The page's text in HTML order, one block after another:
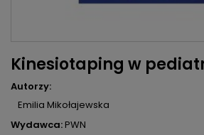
Kinesiotaping w
Autorzy:
Emilia Mikołajewska
Wydawca:PWN